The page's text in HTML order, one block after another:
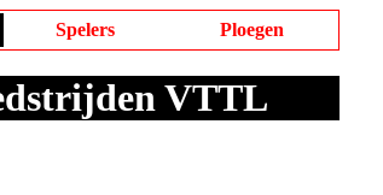
Spelers Ploegen
VTTL